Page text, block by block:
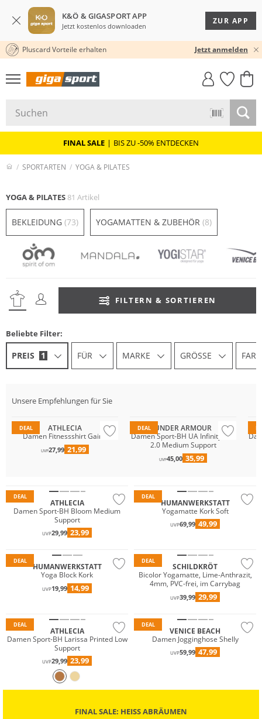
K&Ö & GIGASPORT APP
Jetzt kostenlos downloaden
ZUR APP
★★★★★ 4,8 / 5,0 STERNE
Pluscard Vorteile erhalten Jetzt anmelden
GIGASTYLE
FAHRRAD­
MUST-HAVE
FINAL SALE | BIS ZU -50% ENTDECKEN
SPORTARTEN YOGA & PILATES
YOGA & PILATES 81 Artikel
BEKLEIDUNG (73) YOGAMATTEN & ZUBEHÖR (8)
FILTERN & SORTIEREN
Beliebte Filter:
PREIS 1 FÜR MARKE GRÖSSE
Unsere Empfehlungen für Sie
DEAL
Preis & Wert
ATHLECIA
Damen Fitnessshirt Gaina
UVP27,99 21,99
DEAL
UNDER ARMOUR
Damen Sport-BH UA Infinity Mid
2.0 Medium Support
UVP45,00 35,99
DEAL
ATHLECIA
Damen Sport-BH Bloom Medium
Support
UVP29,99 23,99
DEAL
HUMANWERKSTATT
Yogamatte Kork Soft
UVP69,99 49,99
DEAL
HUMANWERKSTATT
Yoga Block Kork
UVP19,99 14,99
DEAL
SCHILDKRÖT
Bicolor Yogamatte, Lime-Anthrazit,
4mm, PVC-frei, im Carrybag
UVP39,99 29,99
DEAL
ATHLECIA
Damen Sport-BH Larissa Printed Low
Support
UVP29,99 23,99
DEAL
VENICE BEACH
Damen Jogginghose Shelly
UVP59,99 47,99
FINAL SALE: HEISS ABRÄUMEN